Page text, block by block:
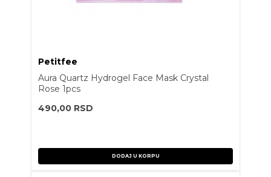
Petitfee
Aura Quartz Hydrogel Face Mask Crystal
Rose 1pcs
490,00 RSD
DODAJ U KORPU